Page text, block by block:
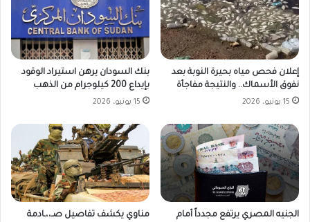
إعلان فحص مياه بحيرة النوبة بعد
نفوق الأسماك.. والنتيجة مفاجأة
15 يونيو، 2026
بنك السودان يرهن استيراد الوقود
بإيداع 200 كيلوجرام من الذهب
15 يونيو، 2026
الجنيه المصري يرتفع مجدداً أمام
مناوي يكشف تفاصيل صـ،،ـادمة